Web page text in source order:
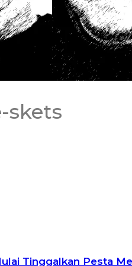
skets
Tinggalkan Pesta